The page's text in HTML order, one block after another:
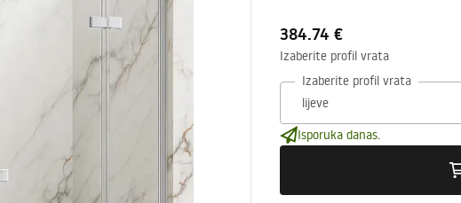
384.74 €
Izaberite profil vrata
Izaberite profil vrata
Isporuka danas.